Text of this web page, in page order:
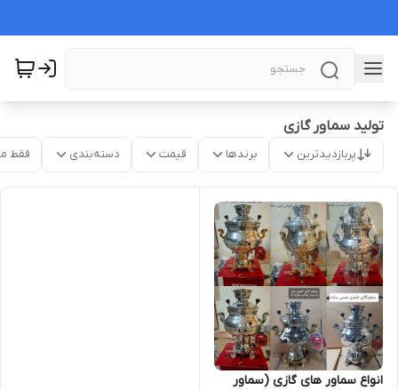
تولید سماور گازی
پربازدیدترین برندها قیمت دسته‌بندی فقط
انواع سماور های گازی (سماور